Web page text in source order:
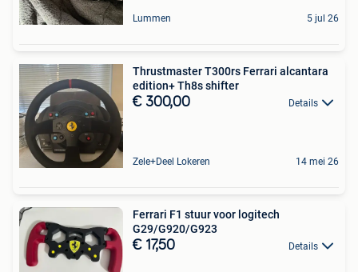
Lummen 5 jul 26
Thrustmaster T300rs Ferrari alcantara
edition+ Th8s shifter
€ 300,00 Details
Zele+Deel Lokeren 14 mei 26
Ferrari F1 stuur voor logitech
G29/G920/G923
€ 17,50 Details